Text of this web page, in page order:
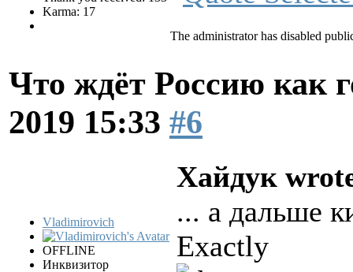
Karma: 17
The administrator has disabled
Что ждёт Россию как
2019 15:33 #6
Vladimirovich
OFFLINE
Инквизитор
Хайдук
... а дальше
Exactly